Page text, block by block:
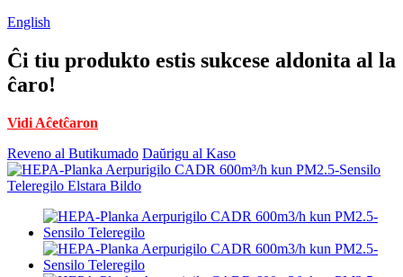
English
Ĉi tiu produkto estis sukcese aldonita al la
ĉaro!
Vidi Aĉetĉaron
Reveno al Butikumado Daŭrigu al Kaso